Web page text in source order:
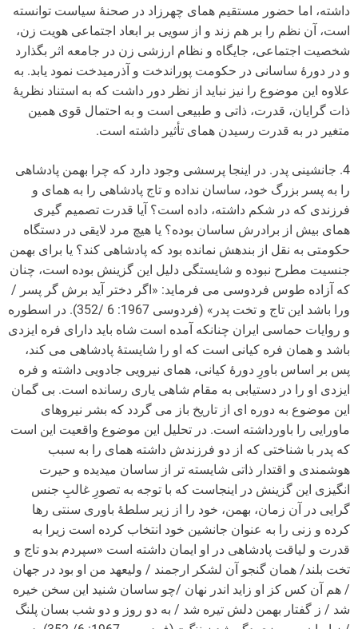
داشته، اما حضور مستقیم همای چهرزاد در صحنۀ سیاست توانسته
است، آن نظم را بر هم زند و از سویی بر ابعاد اجتماعی هویت زن،
شخصیت اجتماعی، جایگاه و نظام ارزشی زن در جامعه اثر بگذارد
و در دورۀ ساسانی در حکومت پوراندخت و آذرمیدخت نمود یابد. به
علاوه این موضوع را نیز نباید از نظر دور داشت که به استناد نظریۀ
ذات گرایان، قدرت، ذاتی و طبیعی است و به احتمال قوی همین
متغیر در به قدرت رسیدن همای تأثیر داشته است.
4. جانشینی پدر. در اینجا پرسشی وجود دارد که چرا بهمن پادشاهی
را به پسر بزرگ خود، ساسان نداده و تاج پادشاهی را به همای و
فرزندی که در شکم داشته، داده است؟ آیا قدرت تصمیم گیری
همای بیش از برادرش ساسان بوده؟ یا هیچ مرد لایقی در دستگاه
حکومتی به نقل از بندهش نمانده بود که پادشاهی کند؟ یا برای بهمن
جنسیت مطرح نبوده و شایستگی دلیل این گزینش بوده است، چنان
که آزاده طوس فردوسی می فرماید: «اگر دختر آید برش گر پسر /
ورا باشد این تاج و تخت پدر» (فردوسی 1967: 6 /352). در اسطوره
و روایات حماسی ایران چنانکه آمده است شاه باید دارای فره ایزدی
باشد و همان فره کیانی است که او را شایستۀ پادشاهی می کند،
پس بر اساس باورِ دورۀ کیانی، همای نیرویی جادویی داشته و فره
ایزدی او را در دستیابی به مقام شاهی یاری رسانده است. بی گمان
این موضوع به دوره ای از تاریخ باز می گردد که بشر نیروهای
ماورایی را باورداشته است. در تحلیل این موضوع واقعیت این است
که پدر با شناختی که از دو فرزندش داشته همای را به سبب
هوشمندی و اقتدار ذاتی شایسته­ تر از ساسان می­دیده و حیرت
انگیزی این گزینش در اینجاست که با توجه به تصورِ غالبِ جنس
گرایی در آن زمان، بهمن، خود را از زیر سلطۀ باوری سنتی رها
کرده و زنی را به عنوان جانشین خود انتخاب کرده است زیرا به
قدرت و لیاقت پادشاهی در او ایمان داشته است «سپردم بدو تاج و
تخت بلند/ همان گنجو آن لشکر ارجمند / ولیعهد من او بود در جهان
/ هم آن کس کز او زاید اندر نهان /چو ساسان شنید این سخن خیره
شد / ز گفتار بهمن دلش تیره شد / به دو روز و دو شب بسان پلنگ